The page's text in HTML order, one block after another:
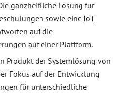
ganzheitliche Lösung für
sowie eine IoT
auf die
auf einer Plattform.
Produkt der Systemlösung von
Fokus auf der Entwicklung
für unterschiedliche